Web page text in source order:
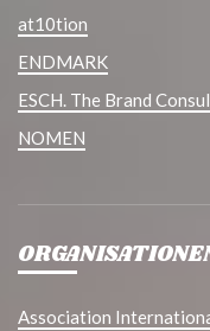
at10tion
ENDMARK
ESCH. The Brand
NOMEN
Association